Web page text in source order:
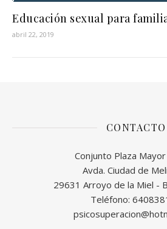
Educación sexual para
abril 22, 2019
CONTACTO
Conjunto Plaza Mayor
Avda. Ciudad de
29631 Arroyo de la Miel -
Teléfono: